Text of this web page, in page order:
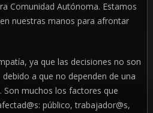
Comunidad Autónoma. Estamos
nuestras manos para afrontar
ya que las decisiones no son
a que no dependen de una
Son muchos los factores que
público, trabajador@s,